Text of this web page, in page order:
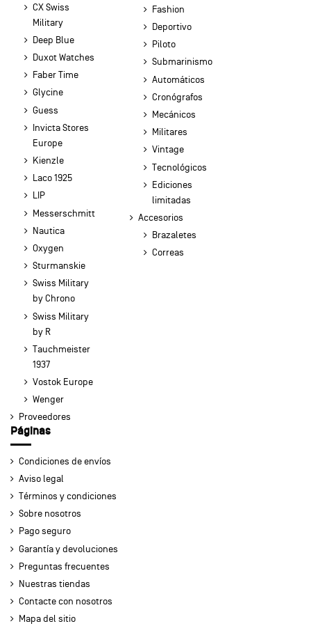
CX Swiss
Military
Deep Blue
Duxot Watches
Faber Time
Glycine
Guess
Invicta Stores
Europe
Kienzle
Laco 1925
LIP
Messerschmitt
Nautica
Oxygen
Sturmanskie
Swiss Military
by Chrono
Swiss Military
by R
Tauchmeister
1937
Vostok Europe
Wenger
Proveedores
Fashion
Deportivo
Piloto
Submarinismo
Automáticos
Cronógrafos
Mecánicos
Militares
Vintage
Tecnológicos
Ediciones
limitadas
Accesorios
Brazaletes
Correas
Páginas
Condiciones de envíos
Aviso legal
Términos y condiciones
Sobre nosotros
Pago seguro
Garantía y devoluciones
Preguntas frecuentes
Nuestras tiendas
Contacte con nosotros
Mapa del sitio